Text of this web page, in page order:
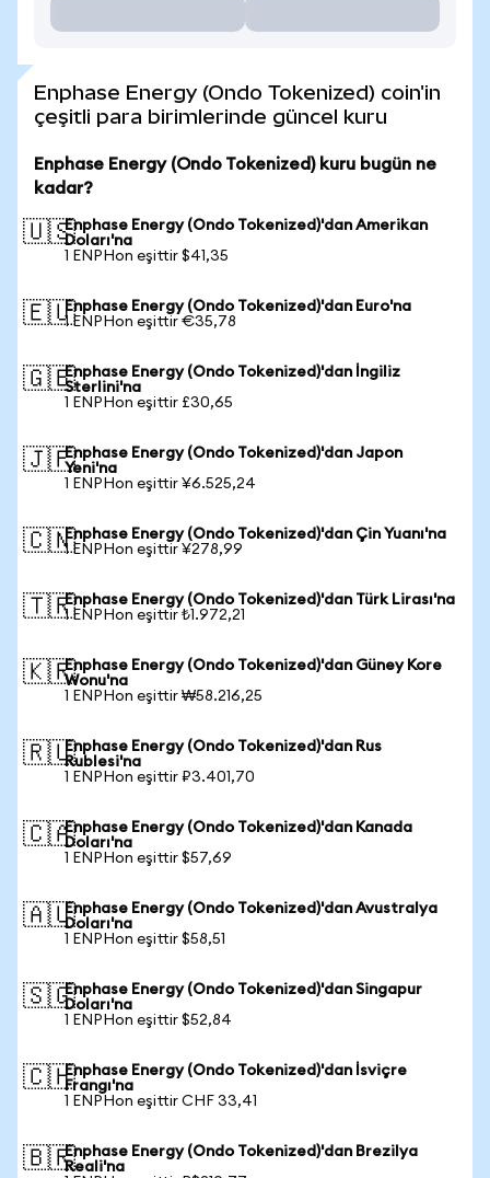
Enphase Energy (Ondo Tokenized) coin'in
çeşitli para birimlerinde güncel kuru
Enphase Energy (Ondo Tokenized) kuru bugün ne
kadar?
🇺🇸Enphase Energy (Ondo Tokenized)'dan Amerikan
Doları'na
1 ENPHon eşittir $41,35
🇪🇺Enphase Energy (Ondo Tokenized)'dan Euro'na
1 ENPHon eşittir €35,78
🇬🇧Enphase Energy (Ondo Tokenized)'dan İngiliz
Sterlini'na
1 ENPHon eşittir £30,65
🇯🇵Enphase Energy (Ondo Tokenized)'dan Japon
Yeni'na
1 ENPHon eşittir ¥6.525,24
🇨🇳Enphase Energy (Ondo Tokenized)'dan Çin Yuanı'na
1 ENPHon eşittir ¥278,99
🇹🇷Enphase Energy (Ondo Tokenized)'dan Türk Lirası'na
1 ENPHon eşittir ₺1.972,21
🇰🇷Enphase Energy (Ondo Tokenized)'dan Güney Kore
Wonu'na
1 ENPHon eşittir ₩58.216,25
🇷🇺Enphase Energy (Ondo Tokenized)'dan Rus
Rublesi'na
1 ENPHon eşittir ₽3.401,70
🇨🇦Enphase Energy (Ondo Tokenized)'dan Kanada
Doları'na
1 ENPHon eşittir $57,69
🇦🇺Enphase Energy (Ondo Tokenized)'dan Avustralya
Doları'na
1 ENPHon eşittir $58,51
🇸🇬Enphase Energy (Ondo Tokenized)'dan Singapur
Doları'na
1 ENPHon eşittir $52,84
🇨🇭Enphase Energy (Ondo Tokenized)'dan İsviçre
Frangı'na
1 ENPHon eşittir CHF 33,41
🇧🇷Enphase Energy (Ondo Tokenized)'dan Brezilya
Reali'na